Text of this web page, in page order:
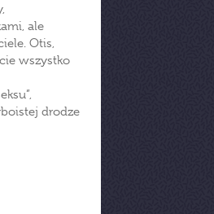
ale
Otis,
wszystko
drodze